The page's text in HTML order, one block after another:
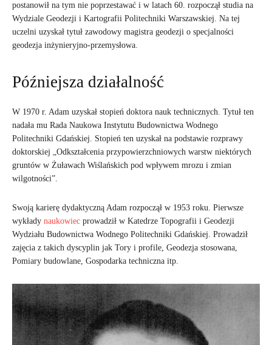
postanowił na tym nie poprzestawać i w latach 60. rozpoczął studia na
Wydziale Geodezji i Kartografii Politechniki Warszawskiej. Na tej
uczelni uzyskał tytuł zawodowy magistra geodezji o specjalności
geodezja inżynieryjno-przemysłowa.
Późniejsza działalność
W 1970 r. Adam uzyskał stopień doktora nauk technicznych. Tytuł ten
nadała mu Rada Naukowa Instytutu Budownictwa Wodnego
Politechniki Gdańskiej. Stopień ten uzyskał na podstawie rozprawy
doktorskiej „Odkształcenia przypowierzchniowych warstw niektórych
gruntów w Żuławach Wiślańskich pod wpływem mrozu i zmian
wilgotności”.
Swoją karierę dydaktyczną Adam rozpoczął w 1953 roku. Pierwsze
wykłady naukowiec prowadził w Katedrze Topografii i Geodezji
Wydziału Budownictwa Wodnego Politechniki Gdańskiej. Prowadził
zajęcia z takich dyscyplin jak Tory i profile, Geodezja stosowana,
Pomiary budowlane, Gospodarka techniczna itp.